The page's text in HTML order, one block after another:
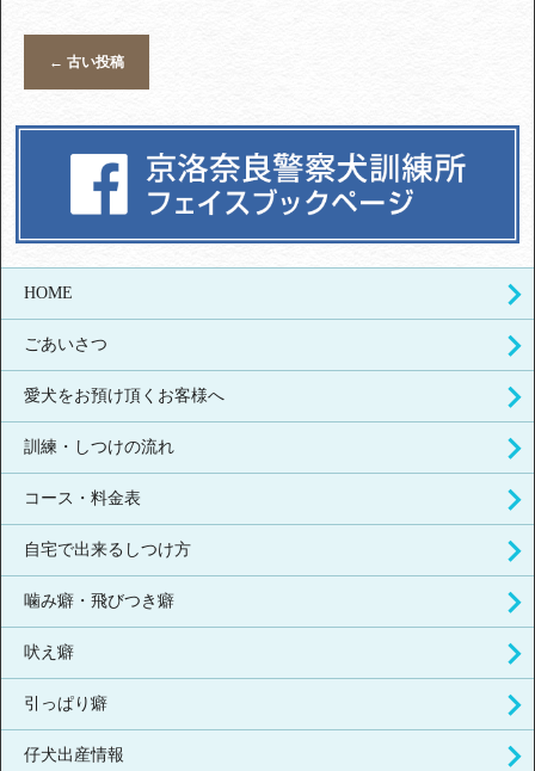
← 古い投稿
HOME
ごあいさつ
愛犬をお預け頂くお客様へ
訓練・しつけの流れ
コース・料金表
自宅で出来るしつけ方
噛み癖・飛びつき癖
吠え癖
引っぱり癖
仔犬出産情報